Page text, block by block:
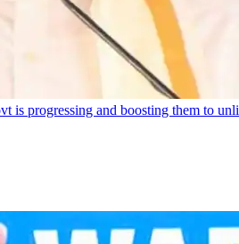
is progressing and boosting them to